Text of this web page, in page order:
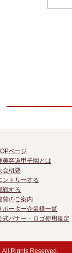
ページ
美容道甲子園とは
会概要
ントリーする
戦する
賛のご案内
ポーター企業様一覧
式バナー・ロゴ使用規定
Rights Reserved.